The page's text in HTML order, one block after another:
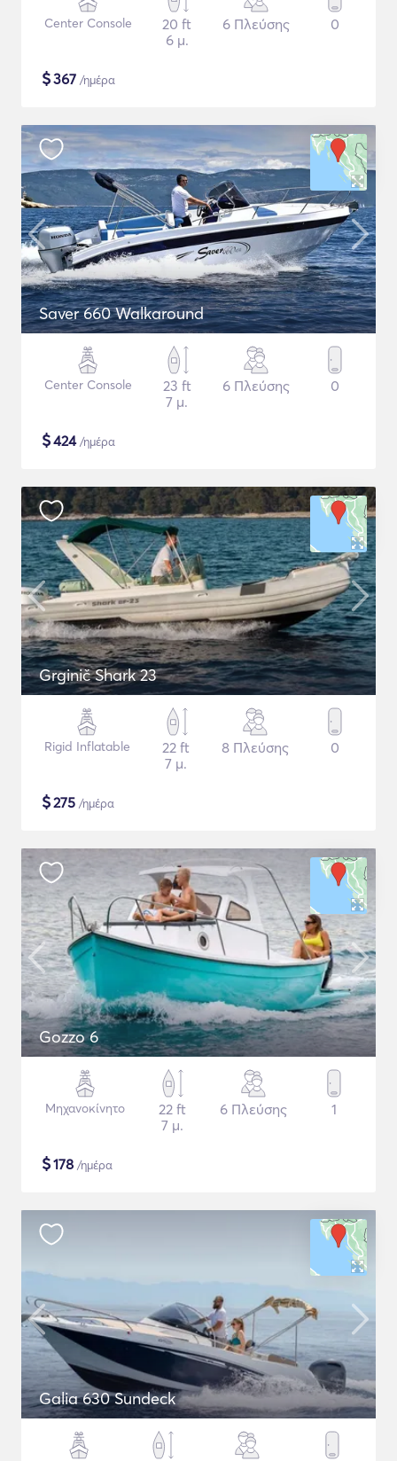
Center Console
20 ft
6 μ.
6 Πλεύσης 0
$367 /ημέρα
Saver 660 Walkaround
Center Console
23 ft
7 μ.
6 Πλεύσης 0
$424/ημέρα
Grginič Shark 23
Rigid Inflatable
22 ft
7 μ.
8 Πλεύσης 0
$275 /ημέρα
Gozzo 6
Μηχανοκίνητο
22 ft
7 μ.
6 Πλεύσης 1
$178 /ημέρα
Galia 630 Sundeck